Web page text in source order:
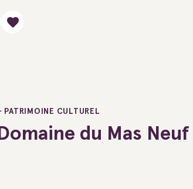
PATRIMOINE CULTUREL
Domaine du Mas Neuf